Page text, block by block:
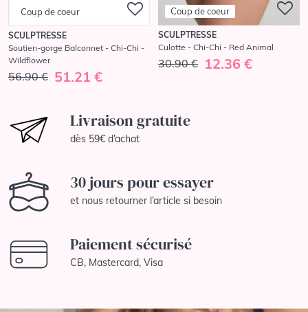
Coup de coeur
SCULPTRESSE
Soutien-gorge Balconnet - Chi-Chi -
Wildflower
56.90 € 51.21 €
Coup de coeur
SCULPTRESSE
Culotte - Chi-Chi - Red Animal
30.90 € 12.36 €
Livraison gratuite
dès 59€ d’achat
30 jours pour essayer
et nous retourner l’article si besoin
Paiement sécurisé
CB, Mastercard, Visa